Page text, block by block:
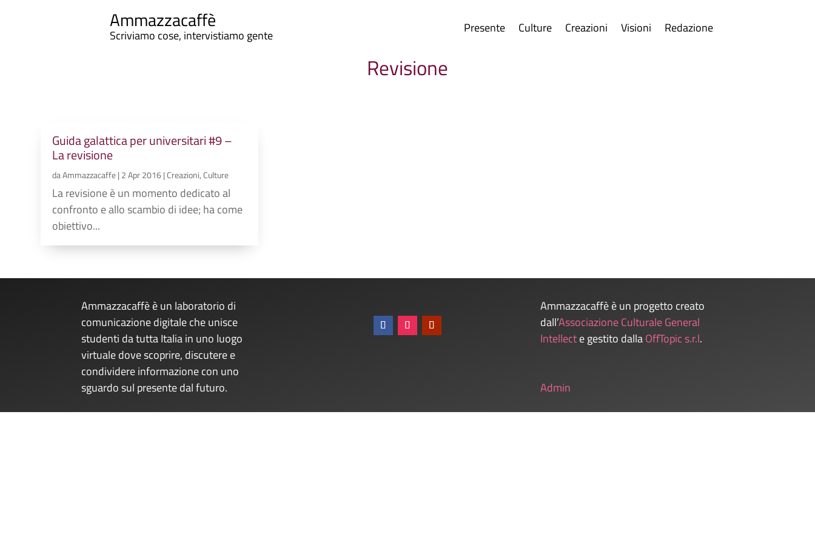
Ammazzacaffè
Scriviamo cose, intervistiamo gente Presente Culture Creazioni Visioni Redazione
Revisione
Guida galattica per universitari #9 –
La revisione
daAmmazzacaffe| 2 Apr 2016|Creazioni,Culture
La revisione è un momento dedicato al
confronto e allo scambio di idee; ha come
obiettivo...
Ammazzacaffè è un laboratorio di
comunicazione digitale che unisce
studenti da tutta Italia in uno luogo
virtuale dove scoprire, discutere e
condividere informazione con uno
sguardo sul presente dal futuro.
Ammazzacaffè è un progetto creato
dall’Associazione Culturale General
Intellecte gestito dallaOffTopic s.r.l.
Admin